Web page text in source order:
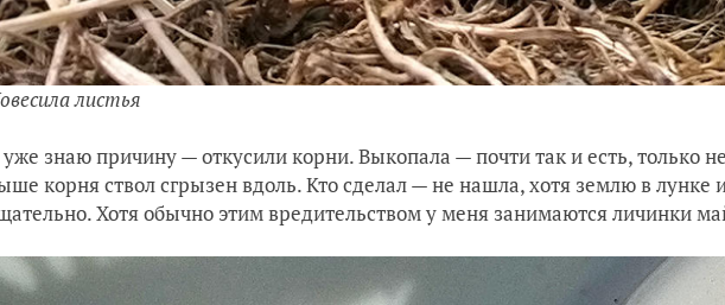
листья
знаю причину — откусили корни. Выкопала — почти так и есть, только
корня ствол сгрызен вдоль. Кто сделал — не нашла, хотя землю в лунке
Хотя обычно этим вредительством у меня занимаются личинки